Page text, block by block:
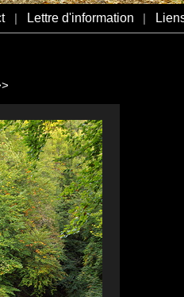
Lettre d'information